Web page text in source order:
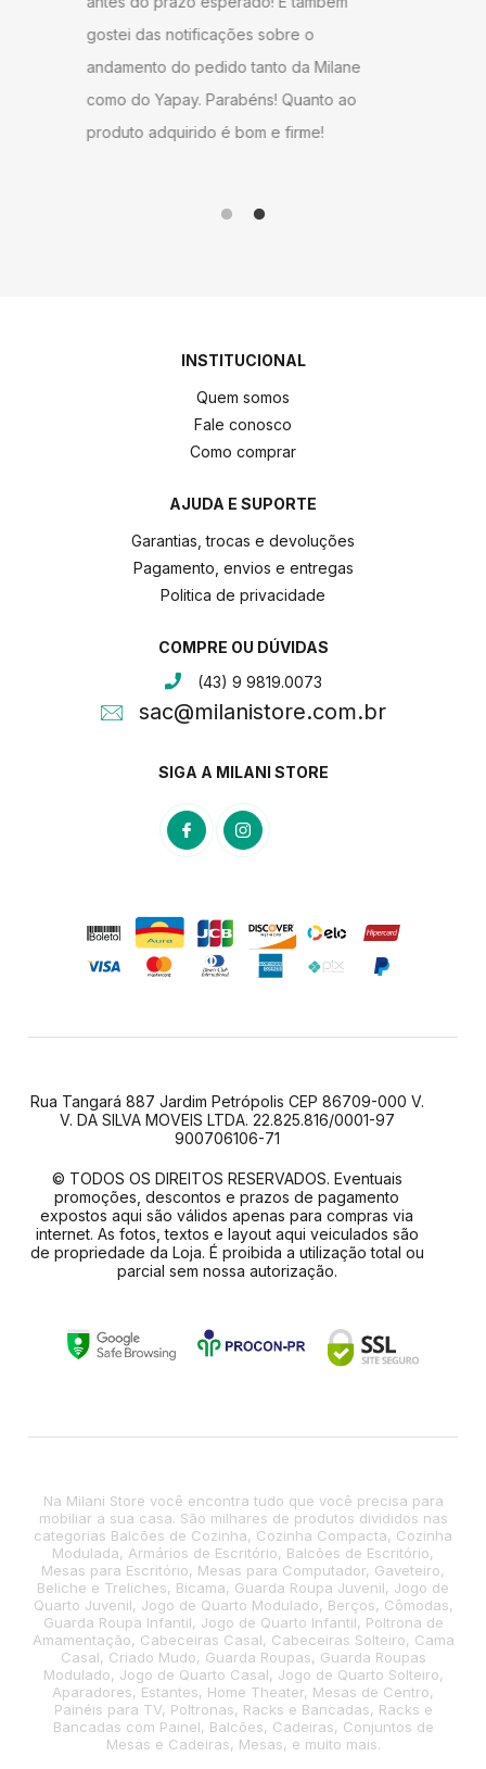
ambiente agradável em sua sala de
estar.
INSTITUCIONAL
Quem somos
Fale conosco
Como comprar
AJUDA E SUPORTE
Garantias, trocas e devoluções
Pagamento, envios e entregas
Politica de privacidade
COMPRE OU DÚVIDAS
(43) 9 9819.0073
sac@milanistore.com.br
SIGA A MILANI STORE
Rua Tangará 887 Jardim Petrópolis CEP 86709-000 V.
V. DA SILVA MOVEIS LTDA. 22.825.816/0001-97
900706106-71
© TODOS OS DIREITOS RESERVADOS. Eventuais
promoções, descontos e prazos de pagamento
expostos aqui são válidos apenas para compras via
internet. As fotos, textos e layout aqui veiculados são
de propriedade da Loja. É proibida a utilização total ou
parcial sem nossa autorização.
Na Milani Store você encontra tudo que você precisa para
mobiliar a sua casa. São milhares de produtos divididos nas
categorias Balcões de Cozinha, Cozinha Compacta, Cozinha
Modulada, Armários de Escritório, Balcões de Escritório,
Mesas para Escritório, Mesas para Computador, Gaveteiro,
Beliche e Treliches, Bicama, Guarda Roupa Juvenil, Jogo de
Quarto Juvenil, Jogo de Quarto Modulado, Berços, Cômodas,
Guarda Roupa Infantil, Jogo de Quarto Infantil, Poltrona de
Amamentação, Cabeceiras Casal, Cabeceiras Solteiro, Cama
Casal, Criado Mudo, Guarda Roupas, Guarda Roupas
Modulado, Jogo de Quarto Casal, Jogo de Quarto Solteiro,
Aparadores, Estantes, Home Theater, Mesas de Centro,
Painéis para TV, Poltronas, Racks e Bancadas, Racks e
Bancadas com Painel, Balcões, Cadeiras, Conjuntos de
Mesas e Cadeiras, Mesas, e muito mais.